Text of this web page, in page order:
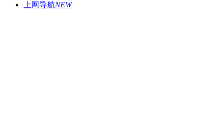
上网导航NEW